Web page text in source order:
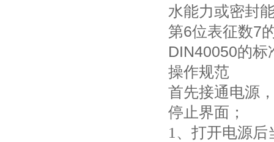
水能力或密封
第6位表征数7
DIN40050的标
操作规范
首先接通电源
停止界面；
1、打开电源